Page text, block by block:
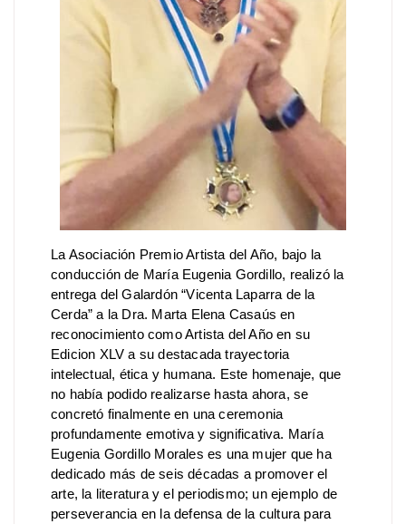
La Asociación Premio Artista del Año, bajo la
conducción de María Eugenia Gordillo, realizó la
entrega del Galardón “Vicenta Laparra de la
Cerda” a la Dra. Marta Elena Casaús en
reconocimiento como Artista del Año en su
Edicion XLV a su destacada trayectoria
intelectual, ética y humana. Este homenaje, que
no había podido realizarse hasta ahora, se
concretó finalmente en una ceremonia
profundamente emotiva y significativa. María
Eugenia Gordillo Morales es una mujer que ha
dedicado más de seis décadas a promover el
arte, la literatura y el periodismo; un ejemplo de
perseverancia en la defensa de la cultura para